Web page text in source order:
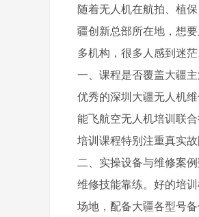
随着无人机在航拍、植
疆创新总部所在地，想
多机构，很多人感到迷
一、课程是否覆盖大疆
优秀的深圳大疆无人机
能飞航空无人机培训联
培训课程特别注重真实
二、实操设备与维修案
维修技能靠练。好的培
场地，配备大疆各型号